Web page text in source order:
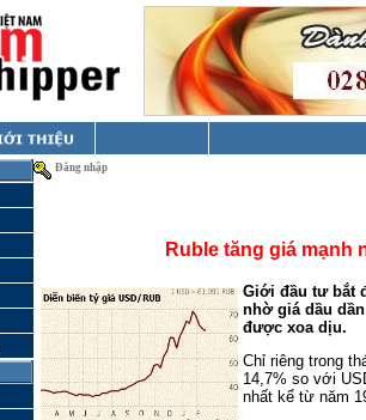
Đăng nhập
Ruble tăng giá mạnh
Giới đầu tư bắt
nhờ giá dầu
được xoa dịu.
Chỉ riêng trong
14,7% so với
nhất kể từ năm